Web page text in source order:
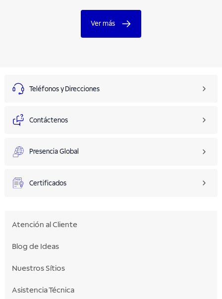
Ver más
Teléfonos y Direcciones
Contáctenos
Presencia Global
Certificados
Atención al Cliente
Blog de Ideas
Nuestros Sítios
Asistencia Técnica